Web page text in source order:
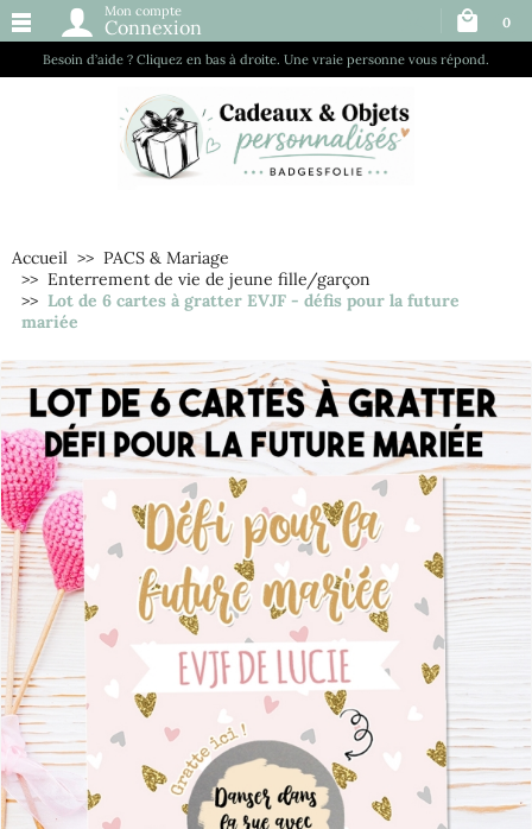
Besoin d’aide ? Cliquez en bas à droite. Une vraie personne vous répond.
Mon compte
Connexion 0
Accueil
PACS & Mariage
Enterrement de vie de jeune fille/garçon
Lot de 6 cartes à gratter EVJF - défis pour la future
mariée